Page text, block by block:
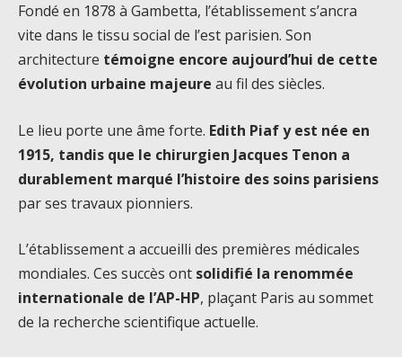
Fondé en 1878 à Gambetta, l’établissement s’ancra
vite dans le tissu social de l’est parisien. Son
architecture témoigne encore aujourd’hui de cette
évolution urbaine majeure au fil des siècles.
Le lieu porte une âme forte. Edith Piaf y est née en
1915, tandis que le chirurgien Jacques Tenon a
durablement marqué l’histoire des soins parisiens
par ses travaux pionniers.
L’établissement a accueilli des premières médicales
mondiales. Ces succès ont solidifié la renommée
internationale de l’AP-HP, plaçant Paris au sommet
de la recherche scientifique actuelle.